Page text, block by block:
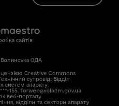
сайтів
ОДА
Creative Commons
супровід: Відділ
систем апарату
155, forweb@voladm.gov.ua
веб-порталу
відділи та сектори апарату